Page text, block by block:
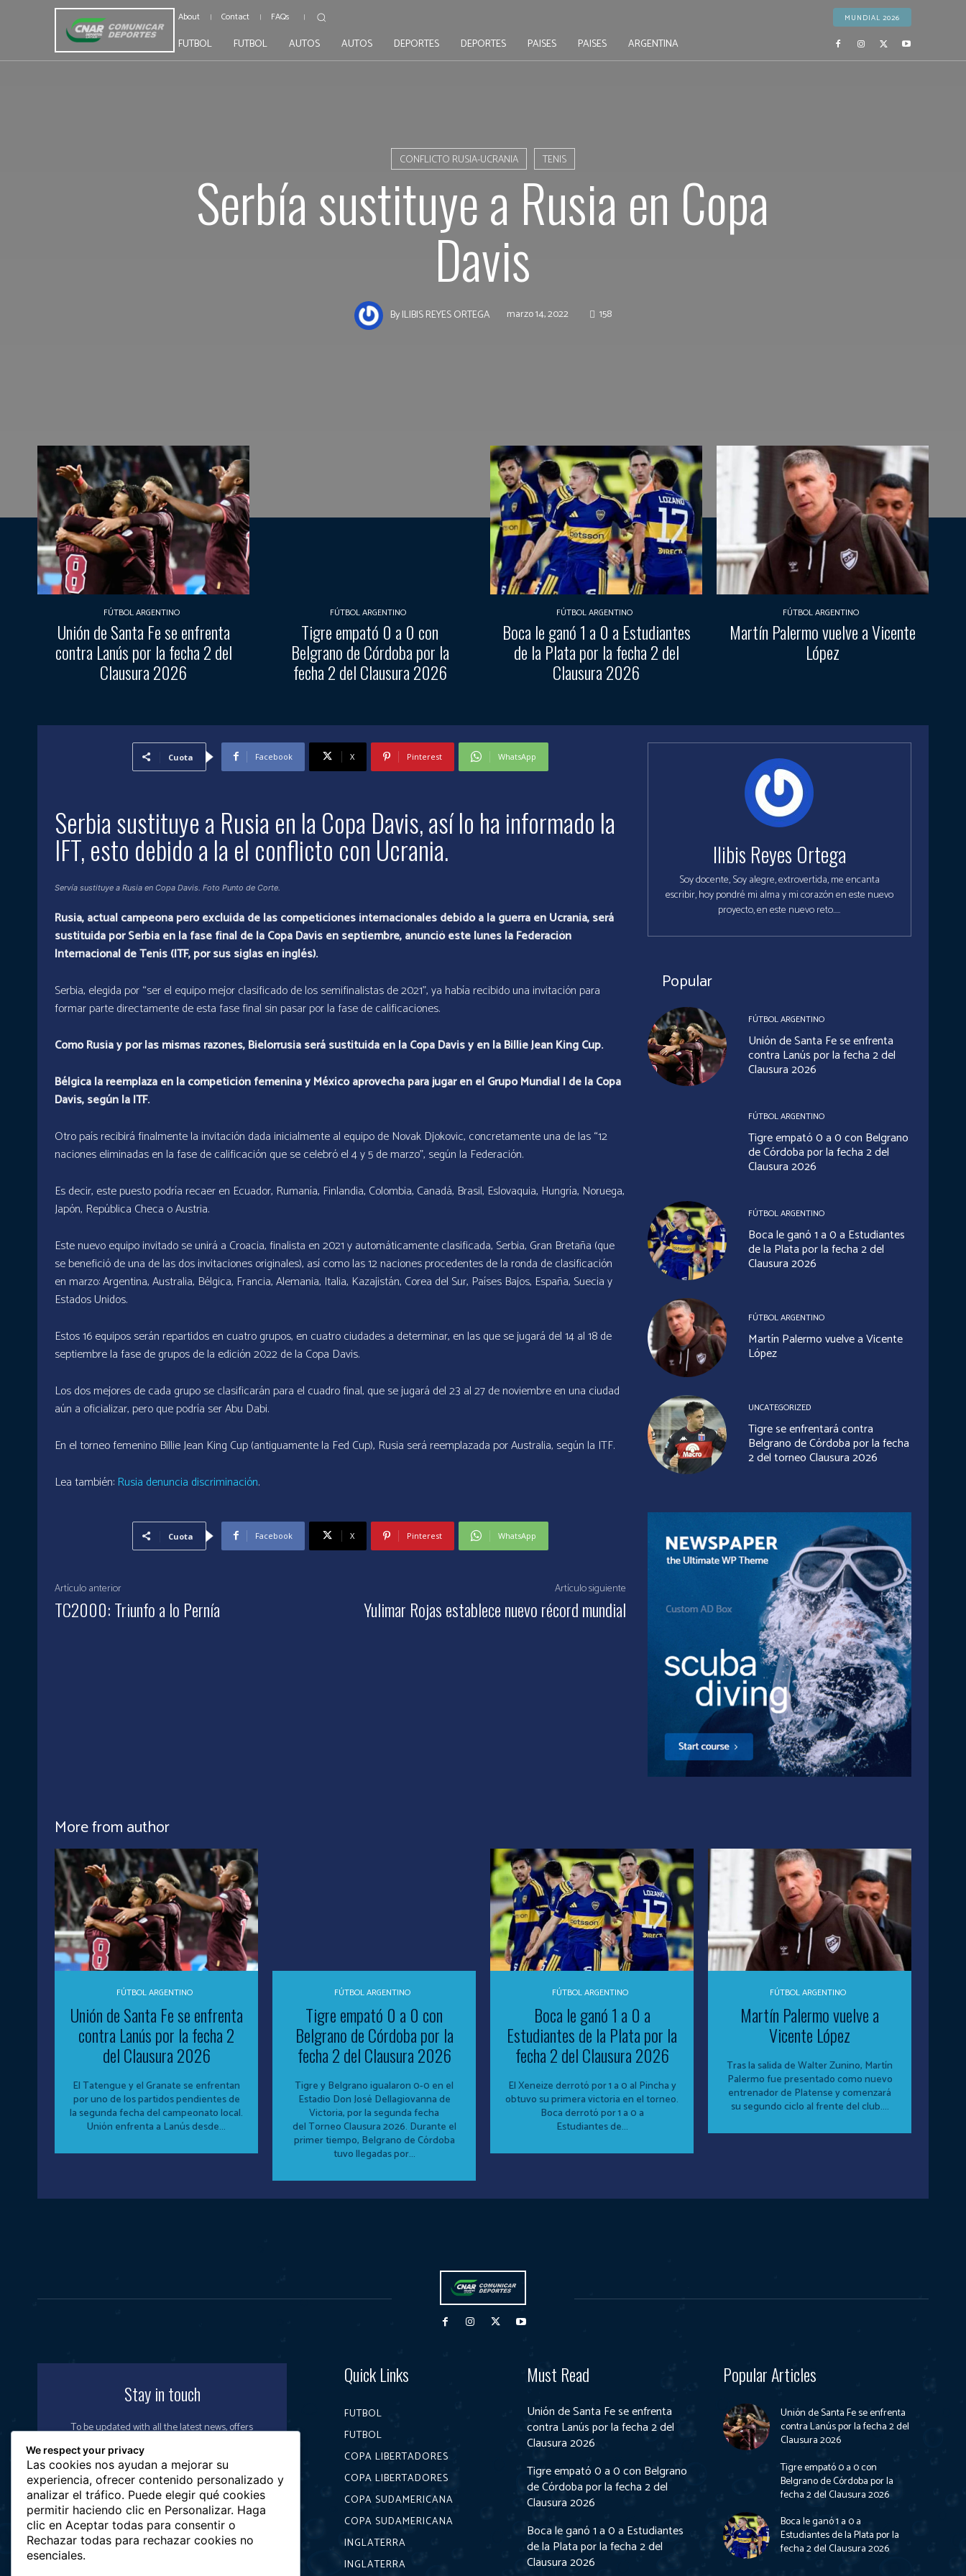
About Contact FAQs MUNDIAL 2026
FUTBOL FUTBOL AUTOS AUTOS DEPORTES DEPORTES PAISES PAISES ARGENTINA
CONFLICTO RUSIA-UCRANIA TENIS
Serbía sustituye a Rusia en Copa
Davis
ByILIBIS REYES ORTEGA marzo 14, 2022 158
FÚTBOL ARGENTINO
Unión de Santa Fe se enfrenta
contra Lanús por la fecha 2 del
Clausura 2026
FÚTBOL ARGENTINO
Tigre empató 0 a 0 con
Belgrano de Córdoba por la
fecha 2 del Clausura 2026
FÚTBOL ARGENTINO
Boca le ganó 1 a 0 a Estudiantes
de la Plata por la fecha 2 del
Clausura 2026
FÚTBOL ARGENTINO
Martín Palermo vuelve a Vicente
López
Cuota Facebook X Pinterest WhatsApp
Serbia sustituye a Rusia en la Copa Davis, así lo ha informado la
IFT, esto debido a la el conflicto con Ucrania.
Servía sustituye a Rusia en Copa Davis. Foto Punto de Corte.
Rusia, actual campeona pero excluida de las competiciones internacionales debido a la guerra en Ucrania, será
sustituida por Serbia en la fase final de la Copa Davis en septiembre, anunció este lunes la Federación
Internacional de Tenis (ITF, por sus siglas en inglés).
Serbia, elegida por “ser el equipo mejor clasificado de los semifinalistas de 2021”, ya había recibido una invitación para
formar parte directamente de esta fase final sin pasar por la fase de calificaciones.
Como Rusia y por las mismas razones, Bielorrusia será sustituida en la Copa Davis y en la Billie Jean King Cup.
Bélgica la reemplaza en la competición femenina y México aprovecha para jugar en el Grupo Mundial I de la Copa
Davis, según la ITF.
Otro país recibirá finalmente la invitación dada inicialmente al equipo de Novak Djokovic, concretamente una de las “12
naciones eliminadas en la fase de calificación que se celebró el 4 y 5 de marzo”, según la Federación.
Es decir, este puesto podría recaer en Ecuador, Rumanía, Finlandia, Colombia, Canadá, Brasil, Eslovaquia, Hungría, Noruega,
Japón, República Checa o Austria.
Este nuevo equipo invitado se unirá a Croacia, finalista en 2021 y automáticamente clasificada, Serbia, Gran Bretaña (que
se benefició de una de las dos invitaciones originales), así como las 12 naciones procedentes de la ronda de clasificación
en marzo: Argentina, Australia, Bélgica, Francia, Alemania, Italia, Kazajistán, Corea del Sur, Países Bajos, España, Suecia y
Estados Unidos.
Estos 16 equipos serán repartidos en cuatro grupos, en cuatro ciudades a determinar, en las que se jugará del 14 al 18 de
septiembre la fase de grupos de la edición 2022 de la Copa Davis.
Los dos mejores de cada grupo se clasificarán para el cuadro final, que se jugará del 23 al 27 de noviembre en una ciudad
aún a oficializar, pero que podría ser Abu Dabi.
En el torneo femenino Billie Jean King Cup (antiguamente la Fed Cup), Rusia será reemplazada por Australia, según la ITF.
Lea también: Rusia denuncia discriminación.
Cuota Facebook X Pinterest WhatsApp
Artículo anterior
TC2000: Triunfo a lo Pernía
Artículo siguiente
Yulimar Rojas establece nuevo récord mundial
Ilibis Reyes Ortega
Soy docente, Soy alegre, extrovertida, me encanta
escribir, hoy pondré mi alma y mi corazón en este nuevo
proyecto, en este nuevo reto.....
Popular
FÚTBOL ARGENTINO
Unión de Santa Fe se enfrenta
contra Lanús por la fecha 2 del
Clausura 2026
FÚTBOL ARGENTINO
Tigre empató 0 a 0 con Belgrano
de Córdoba por la fecha 2 del
Clausura 2026
FÚTBOL ARGENTINO
Boca le ganó 1 a 0 a Estudiantes
de la Plata por la fecha 2 del
Clausura 2026
FÚTBOL ARGENTINO
Martín Palermo vuelve a Vicente
López
UNCATEGORIZED
Tigre se enfrentará contra
Belgrano de Córdoba por la fecha
2 del torneo Clausura 2026
More from author
FÚTBOL ARGENTINO
Unión de Santa Fe se enfrenta
contra Lanús por la fecha 2
del Clausura 2026
El Tatengue y el Granate se enfrentan
por uno de los partidos pendientes de
la segunda fecha del campeonato local.
Unión enfrenta a Lanús desde...
FÚTBOL ARGENTINO
Tigre empató 0 a 0 con
Belgrano de Córdoba por la
fecha 2 del Clausura 2026
Tigre y Belgrano igualaron 0-0 en el
Estadio Don José Dellagiovanna de
Victoria, por la segunda fecha
del Torneo Clausura 2026. Durante el
primer tiempo, Belgrano de Córdoba
tuvo llegadas por...
FÚTBOL ARGENTINO
Boca le ganó 1 a 0 a
Estudiantes de la Plata por la
fecha 2 del Clausura 2026
El Xeneize derrotó por 1 a 0 al Pincha y
obtuvo su primera victoria en el torneo.
Boca derrotó por 1 a 0 a
Estudiantes de...
FÚTBOL ARGENTINO
Martín Palermo vuelve a
Vicente López
Tras la salida de Walter Zunino, Martín
Palermo fue presentado como nuevo
entrenador de Platense y comenzará
su segundo ciclo al frente del club....
Stay in touch
To be updated with all the latest news, offers
and special announcements.
SIGN UP
Quick Links
FUTBOL
FUTBOL
COPA LIBERTADORES
COPA LIBERTADORES
COPA SUDAMERICANA
COPA SUDAMERICANA
INGLATERRA
INGLATERRA
Must Read
Unión de Santa Fe se enfrenta
contra Lanús por la fecha 2 del
Clausura 2026
Tigre empató 0 a 0 con Belgrano
de Córdoba por la fecha 2 del
Clausura 2026
Boca le ganó 1 a 0 a Estudiantes
de la Plata por la fecha 2 del
Clausura 2026
Popular Articles
Unión de Santa Fe se enfrenta
contra Lanús por la fecha 2 del
Clausura 2026
Tigre empató 0 a 0 con
Belgrano de Córdoba por la
fecha 2 del Clausura 2026
Boca le ganó 1 a 0 a
Estudiantes de la Plata por la
fecha 2 del Clausura 2026
We respect your privacy
Las cookies nos ayudan a mejorar su
experiencia, ofrecer contenido personalizado y
analizar el tráfico. Puede elegir qué cookies
permitir haciendo clic en Personalizar. Haga
clic en Aceptar todas para consentir o
Rechazar todas para rechazar cookies no
esenciales.